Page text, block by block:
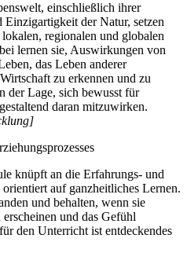
einschließlich ihrer
der Natur, setzen
regionalen und globalen
lernen sie, Auswirkungen von
das Leben anderer
zu erkennen und zu
der Lage, sich bewusst für
daran mitzuwirken.
knüpft an die Erfahrungs- und
auf ganzheitliches Lernen.
und behalten, wenn sie
und das Gefühl
den Unterricht ist entdeckendes